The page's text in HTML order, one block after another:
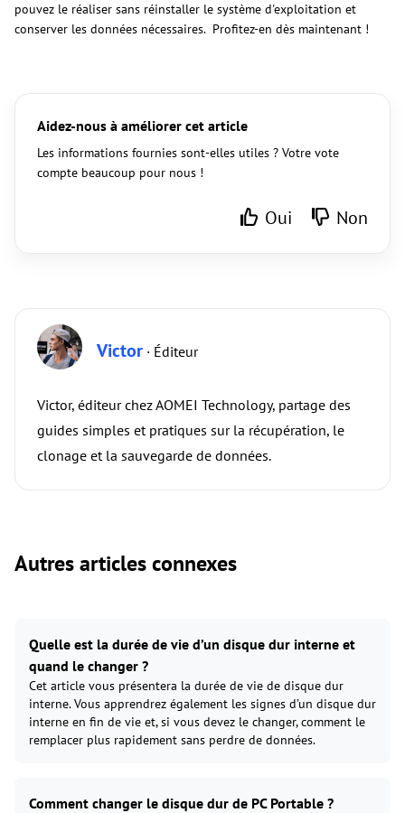
pouvez le réaliser sans réinstaller le système d'exploitation et
conserver les données nécessaires. Profitez-en dès maintenant !
Aidez-nous à améliorer cet article
Les informations fournies sont-elles utiles ? Votre vote
compte beaucoup pour nous !
Oui Non
Victor · Éditeur
Victor, éditeur chez AOMEI Technology, partage des
guides simples et pratiques sur la récupération, le
clonage et la sauvegarde de données.
Autres articles connexes
Quelle est la durée de vie d’un disque dur interne et
quand le changer ?
Cet article vous présentera la durée de vie de disque dur
interne. Vous apprendrez également les signes d’un disque dur
interne en fin de vie et, si vous devez le changer, comment le
remplacer plus rapidement sans perdre de données.
Comment changer le disque dur de PC Portable ?